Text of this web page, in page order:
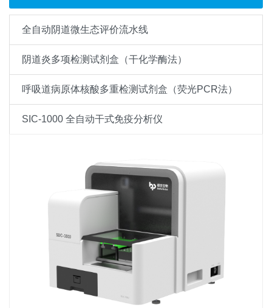
全自动阴道微生态评价流水线
阴道炎多项检测试剂盒（干化学酶法）
呼吸道病原体核酸多重检测试剂盒（荧光PCR法）
SIC-1000 全自动干式免疫分析仪